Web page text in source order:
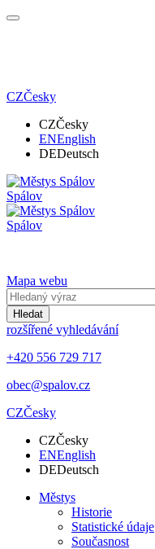
CZČesky
CZČesky
ENEnglish
DEDeutsch
Spálov
Spálov
Mapa webu
Hledat
rozšířené vyhledávání
+420 556 729 717
obec@spalov.cz
CZČesky
CZČesky
ENEnglish
DEDeutsch
Městys
Historie
Statistické údaje
Současnost